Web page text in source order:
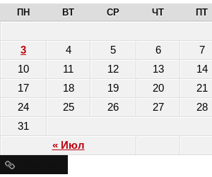
ПН ВТ СР ЧТ ПТ
« Июл
3
4 5 6 7
10
11 12 13 14
17
18 19 20 21
24
25 26 27 28
31